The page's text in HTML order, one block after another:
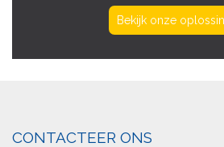
Bekijk onze
CONTACTEER ONS